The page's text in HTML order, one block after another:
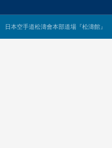
日本空手道松濤會本部道場『松濤館』